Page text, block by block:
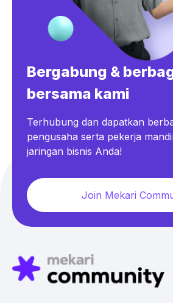
Bergabung &
bersama kami
Terhubung dan dapatkan
pengusaha serta pekerja
jaringan bisnis Anda!
Join Mekari